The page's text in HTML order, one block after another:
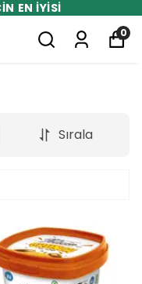
İYİSİ
0
Sırala